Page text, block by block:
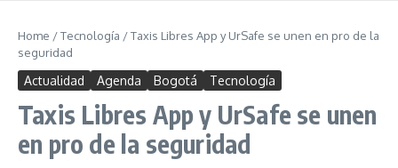
Home /Tecnología /Taxis Libres App y UrSafe se unen en pro de la
seguridad
Actualidad Agenda Bogotá Tecnología
Taxis Libres App y UrSafe se unen
en pro de la seguridad